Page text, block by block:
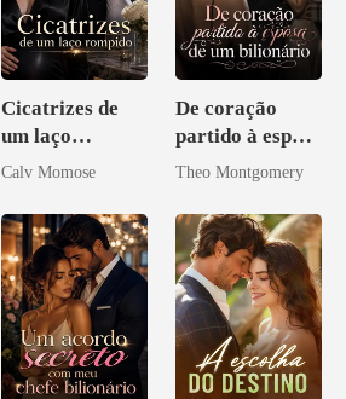
Cicatrizes de
um laço
rompido
Calv Momose
De coração
partido à esposa
de um bilionário
Theo Montgomery